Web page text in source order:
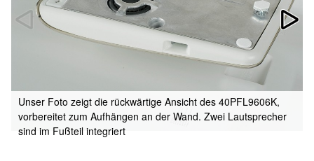
Unser Foto zeigt die rückwärtige Ansicht des 40PFL9606K,
vorbereitet zum Aufhängen an der Wand. Zwei Lautsprecher
sind im Fußteil integriert